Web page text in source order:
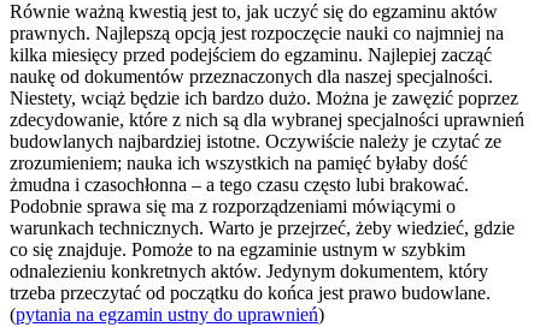
Równie ważną kwestią jest to, jak uczyć się do egzaminu aktów
prawnych. Najlepszą opcją jest rozpoczęcie nauki co najmniej na
kilka miesięcy przed podejściem do egzaminu. Najlepiej zacząć
naukę od dokumentów przeznaczonych dla naszej specjalności.
Niestety, wciąż będzie ich bardzo dużo. Można je zawęzić poprzez
zdecydowanie, które z nich są dla wybranej specjalności uprawnień
budowlanych najbardziej istotne. Oczywiście należy je czytać ze
zrozumieniem; nauka ich wszystkich na pamięć byłaby dość
żmudna i czasochłonna – a tego czasu często lubi brakować.
Podobnie sprawa się ma z rozporządzeniami mówiącymi o
warunkach technicznych. Warto je przejrzeć, żeby wiedzieć, gdzie
co się znajduje. Pomoże to na egzaminie ustnym w szybkim
odnalezieniu konkretnych aktów. Jedynym dokumentem, który
trzeba przeczytać od początku do końca jest prawo budowlane.
(pytania na egzamin ustny do uprawnień)